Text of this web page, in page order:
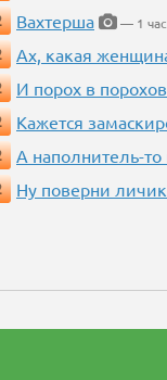
Вахтерша
— 1
Ах, какая
И порох в
Кажется
А наполнитель-
Ну поверни